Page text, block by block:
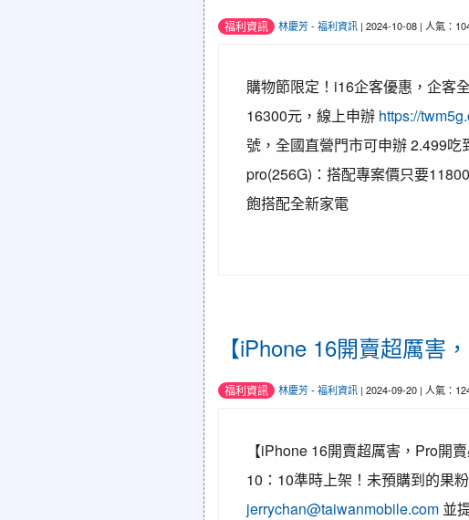
福利資訊 林慶芳- 福利資訊 | 2024-10-08 | 人氣：
購物節限定！i16企客優惠，企客
16300元，線上申辦 https://
號，全國直營門市可申辦 2.499
pro(256G)：搭配專案價只要
飽搭配全新家電
【iPhone 16開賣超厲害
福利資訊 林慶芳- 福利資訊 | 2024-09-20 | 人氣：
【iPhone 16開賣超厲害，Pro開
10：10準時上架！未預購到的果
jerrychan@taiwanmobile.com 並